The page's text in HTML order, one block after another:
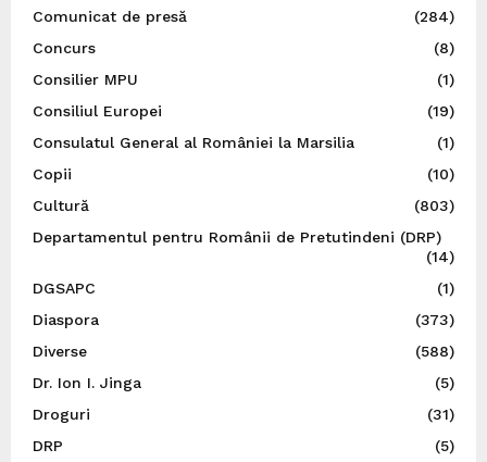
Comunicat de presă
(284)
Concurs
(8)
Consilier MPU
(1)
Consiliul Europei
(19)
Consulatul General al României la Marsilia
(1)
Copii
(10)
Cultură
(803)
Departamentul pentru Românii de Pretutindeni (DRP)
(14)
DGSAPC
(1)
Diaspora
(373)
Diverse
(588)
Dr. Ion I. Jinga
(5)
Droguri
(31)
DRP
(5)